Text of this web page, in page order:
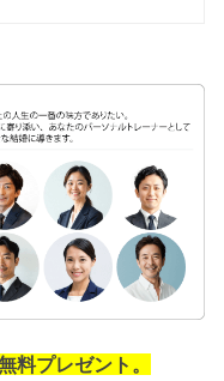
料プレゼント。